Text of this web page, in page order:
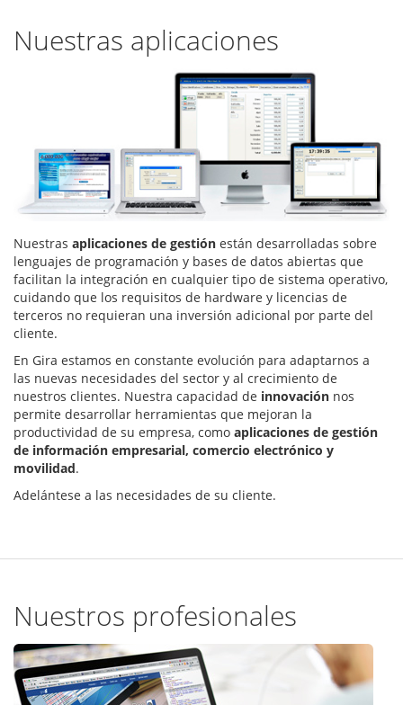
Nuestras aplicaciones
Nuestras aplicaciones de gestión están desarrolladas sobre
lenguajes de programación y bases de datos abiertas que
facilitan la integración en cualquier tipo de sistema operativo,
cuidando que los requisitos de hardware y licencias de
terceros no requieran una inversión adicional por parte del
cliente.
En Gira estamos en constante evolución para adaptarnos a
las nuevas necesidades del sector y al crecimiento de
nuestros clientes. Nuestra capacidad de innovación nos
permite desarrollar herramientas que mejoran la
productividad de su empresa, como aplicaciones de gestión
de información empresarial, comercio electrónico y
movilidad.
Adelántese a las necesidades de su cliente.
Nuestros profesionales